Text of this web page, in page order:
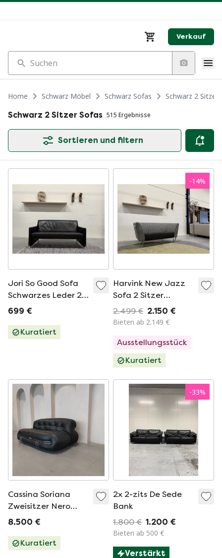
Verkauf
Suchen
Home Schwarz Möbel Schwarz Sofas
Schwarz 2 Sitzer
Schwarz 2 Sitzer Sofas 515 Ergebnisse
Sortieren und filtern
Jori So Good Sofa
Schwarzes Leder 2-
Sitzer 158
699 €
Kuratiert
-14%
Harvink New Jazz
Sofa 2 Sitzer
Schwarz Weiß Stoff
Leder 166
2.499 € 2.150 €
Bieten ab 2.149 €
Ausstellungsstück
Kuratiert
Cassina Soriana
Zweisitzer Nero
Leder
8.500 €
Kuratiert
-33%
2x 2-zits De Sede
Bank
1.800 € 1.200 €
Bieten ab 500 €
Verstärkt